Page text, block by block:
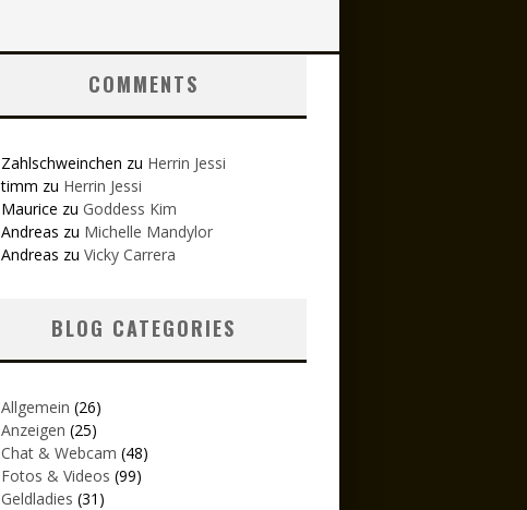
COMMENTS
Zahlschweinchen zu Herrin Jessi
timm zu Herrin Jessi
Maurice zu Goddess Kim
Andreas zu Michelle Mandylor
Andreas zu Vicky Carrera
BLOG CATEGORIES
Allgemein (26)
Anzeigen (25)
Chat & Webcam (48)
Fotos & Videos (99)
Geldladies (31)